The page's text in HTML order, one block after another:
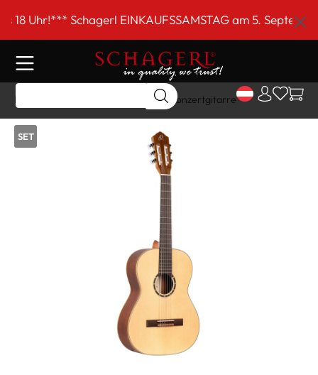
springen
Schagerl EINKAUFSSAMSTAG am 5. September
Home Gitarre/Strings Konzertgitarre
SET